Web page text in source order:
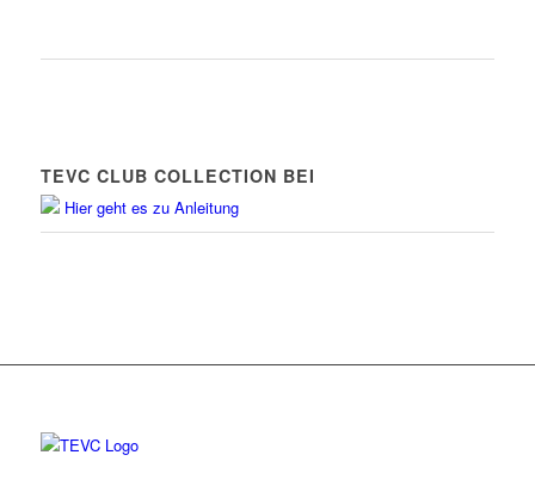
TEVC CLUB COLLECTION BEI
Hier geht es zu Anleitung